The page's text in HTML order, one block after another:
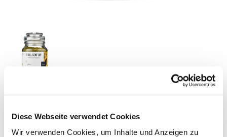
Diese Webseite verwendet Cookies
Wir verwenden Cookies, um Inhalte und Anzeigen zu
Dill-Senf Dip